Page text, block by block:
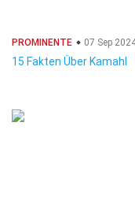
PROMINENTE 07 Sep
15 Fakten Über Kamahl